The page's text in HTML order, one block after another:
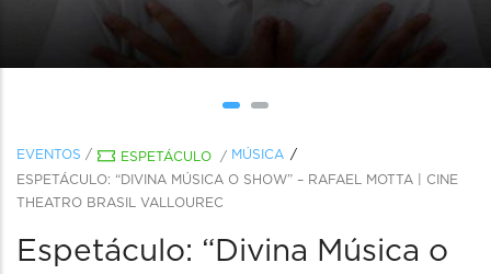
EVENTOS / ESPETÁCULO / MÚSICA
ESPETÁCULO: “DIVINA MÚSICA O SHOW” – RAFAEL MOTTA | CINE
THEATRO BRASIL VALLOUREC
Espetáculo: “Divina Música o